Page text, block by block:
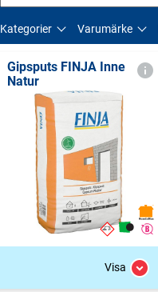
Kategorier Varumärke
Gipsputs FINJA Inne
Natur
Visa